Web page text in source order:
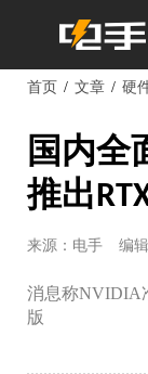
首页 文章 硬
国内全
推出
来源：电手 编
消息称NVIDIA
版